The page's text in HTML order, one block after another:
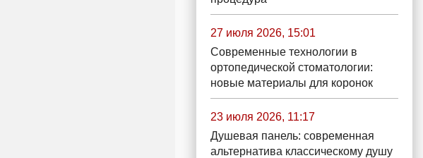
27 июля 2026, 15:01
Современные технологии в
ортопедической стоматологии:
новые материалы для коронок
23 июля 2026, 11:17
Душевая панель: современная
альтернатива классическому душу